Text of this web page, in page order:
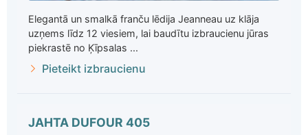
Elegantā un smalkā franču lēdija Jeanneau uz klāja
uzņems līdz 12 viesiem, lai baudītu izbraucienu jūras
piekrastē no Ķīpsalas ...
Pieteikt izbraucienu
JAHTA DUFOUR 405